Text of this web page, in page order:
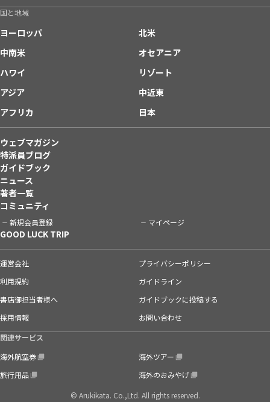
国と地域
ヨーロッパ
北米
中南米
オセアニア
ハワイ
リゾート
アジア
中近東
アフリカ
日本
ウェブマガジン
特派員ブログ
ガイドブック
ニュース
著者一覧
コミュニティ
新規会員登録 マイページ
GOOD LUCK TRIP
運営会社
プライバシーポリシー
利用規約
ガイドライン
書店御担当者様へ
ガイドブックに投稿する
採用情報
お問い合わせ
関連サービス
海外航空券
海外ツアー
旅行用品
海外のおみやげ
© Arukikata. Co.,Ltd. All rights reserved.